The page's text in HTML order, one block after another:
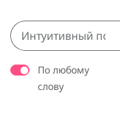
По любому
слову